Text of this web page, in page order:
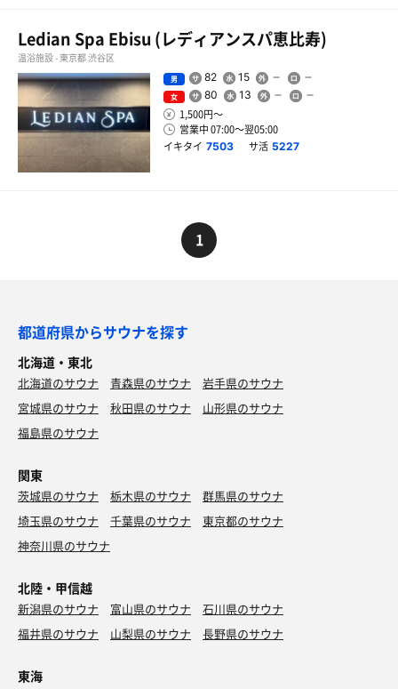
Ledian Spa Ebisu (レディアンスパ恵比寿)
温浴施設 - 東京都 渋谷区
男 82 15
女 80 13
1,500円〜
営業中 07:00〜翌05:00
イキタイ 7503 サ活 5227
1
都道府県からサウナを探す
北海道・東北
北海道のサウナ 青森県のサウナ
岩手県のサウナ
宮城県のサウナ
秋田県のサウナ
山形県のサウナ
福島県のサウナ
関東
茨城県のサウナ 栃木県のサウナ
群馬県のサウナ
埼玉県のサウナ
千葉県のサウナ
東京都のサウナ
神奈川県のサウナ
北陸・甲信越
新潟県のサウナ 富山県のサウナ
石川県のサウナ
福井県のサウナ
山梨県のサウナ 長野県のサウナ
東海